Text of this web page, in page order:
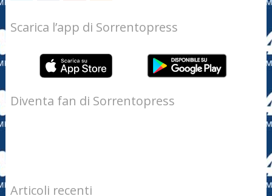
Scarica l’app di Sorrentopress
Diventa fan di Sorrentopress
Articoli recenti